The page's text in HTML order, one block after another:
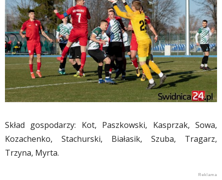
Skład gospodarzy: Kot, Paszkowski, Kasprzak, Sowa,
Kozachenko, Stachurski, Białasik, Szuba, Tragarz,
Trzyna, Myrta.